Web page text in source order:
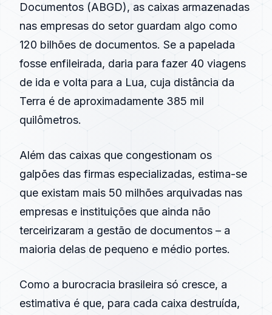
Documentos (ABGD), as caixas armazenadas
nas empresas do setor guardam algo como
120 bilhões de documentos. Se a papelada
fosse enfileirada, daria para fazer 40 viagens
de ida e volta para a Lua, cuja distância da
Terra é de aproximadamente 385 mil
quilômetros.
Além das caixas que congestionam os
galpões das firmas especializadas, estima-se
que existam mais 50 milhões arquivadas nas
empresas e instituições que ainda não
terceirizaram a gestão de documentos – a
maioria delas de pequeno e médio portes.
Como a burocracia brasileira só cresce, a
estimativa é que, para cada caixa destruída,